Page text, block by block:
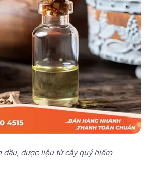
dầu, dược liệu từ cây quý hiếm